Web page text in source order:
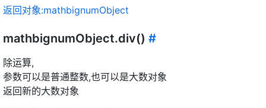
返回对象:mathbignumObject
mathbignumObject.div() #
除运算,
参数可以是普通整数,也可以是大数对象
返回新的大数对象